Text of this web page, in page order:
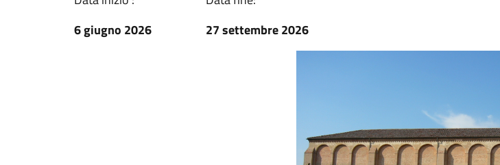
6 giugno 2026
27 settembre 2026